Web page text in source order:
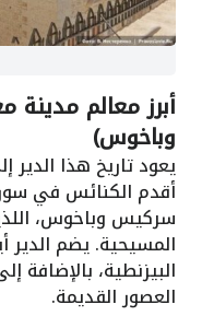
أبرز معالم مدينة
وباخوس)
يعود تاريخ هذا الدير
أقدم الكنائس في
سركيس وباخوس،
المسيحية. يضم الدير
البيزنطية،
العصور القديمة.